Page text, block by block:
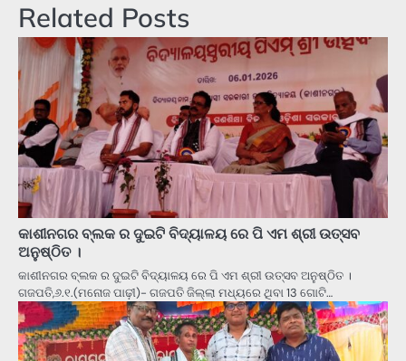
Related Posts
କାଶୀନଗର ବ୍ଲକ ର ଦୁଇଟି ବିଦ୍ୟାଳୟ ରେ ପି ଏମ ଶ୍ରୀ ଉତ୍ସବ
ଅନୁଷ୍ଠିତ ।
କାଶୀନଗର ବ୍ଲକ ର ଦୁଇଟି ବିଦ୍ୟାଳୟ ରେ ପି ଏମ ଶ୍ରୀ ଉତ୍ସବ ଅନୁଷ୍ଠିତ ।
ଗଜପତି,୬.୧.(ମନୋଜ ପାଢ଼ୀ)- ଗଜପତି ଜିଲ୍ଲା ମଧ୍ୟରେ ଥିବା 13 ଗୋଟି…